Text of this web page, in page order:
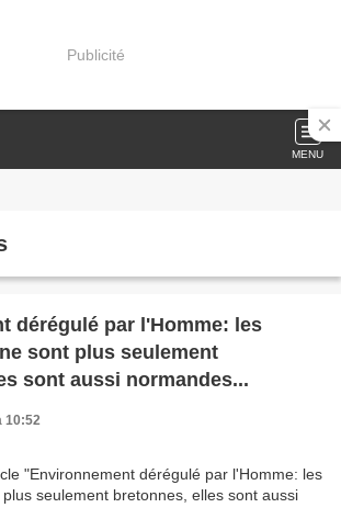
Publicité
MENU
dérégulé par l'Homme: les
sont plus seulement
sont aussi normandes...
10:52